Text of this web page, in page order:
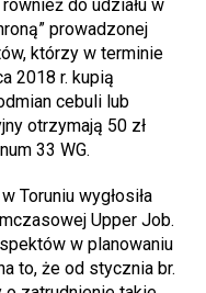
do udziału w
prowadzonej
którzy w terminie
2018 r. kupią
cebuli lub
otrzymają 50 zł
33 WG.
Toruniu wygłosiła
Upper Job.
w planowaniu
to, że od stycznia br.